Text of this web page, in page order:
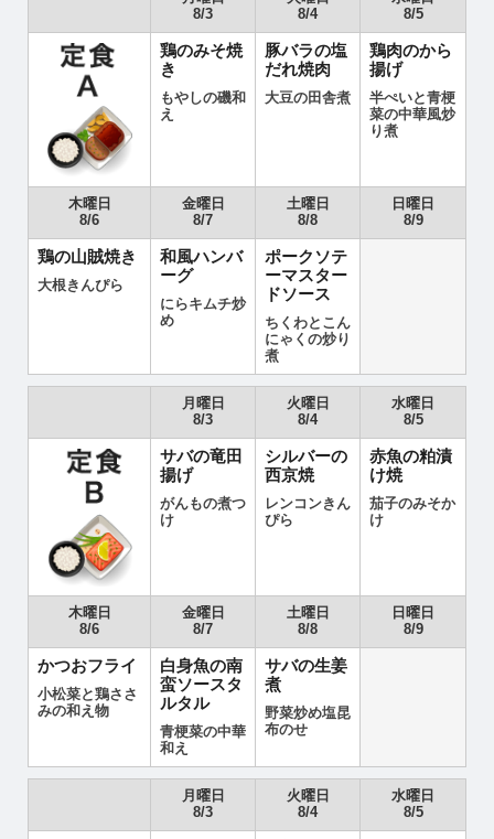
8/3
8/4
8/5
鶏のみそ焼
き
もやしの磯和
え
豚バラの塩
だれ焼肉
大豆の田舎煮
鶏肉のから
揚げ
半ぺいと青梗
菜の中華風炒
り煮
木曜日
8/6
金曜日
8/7
土曜日
8/8
日曜日
8/9
鶏の山賊焼き
大根きんぴら
和風ハンバ
ーグ
にらキムチ炒
め
ポークソテ
ーマスター
ドソース
ちくわとこん
にゃくの炒り
煮
月曜日
8/3
火曜日
8/4
水曜日
8/5
サバの竜田
揚げ
がんもの煮つ
け
シルバーの
西京焼
レンコンきん
ぴら
赤魚の粕漬
け焼
茄子のみそか
け
木曜日
8/6
金曜日
8/7
土曜日
8/8
日曜日
8/9
かつおフライ
小松菜と鶏ささ
みの和え物
白身魚の南
蛮ソースタ
ルタル
青梗菜の中華
和え
サバの生姜
煮
野菜炒め塩昆
布のせ
月曜日
8/3
火曜日
8/4
水曜日
8/5